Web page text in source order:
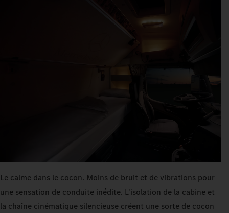
Le calme dans le cocon. Moins de bruit et de vibrations pour
une sensation de conduite inédite. L'isolation de la cabine et
la chaîne cinématique silencieuse créent une sorte de cocon